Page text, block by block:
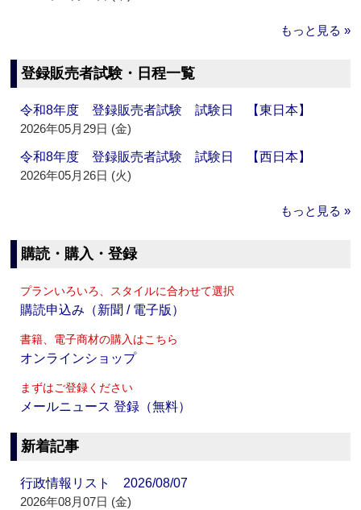
もっと見る »
登録販売者試験・日程一覧
令和8年度 登録販売者試験 試験日 【東日本】
2026年05月29日 (金)
令和8年度 登録販売者試験 試験日 【西日本】
2026年05月26日 (火)
もっと見る »
購読・購入・登録
プランいろいろ、スタイルに合わせて選択
購読申込み（新聞 / 電子版）
書籍、電子商材の購入はこちら
オンラインショップ
まずはご登録ください
メールニュース 登録（無料）
新着記事
行政情報リスト 2026/08/07
2026年08月07日 (金)